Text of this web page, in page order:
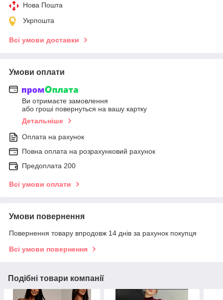
Нова Пошта
Укрпошта
Всі умови доставки
Умови оплати
Ви отримаєте замовлення
або гроші повернуться на вашу картку
Детальніше
Оплата на рахунок
Повна оплата на розрахунковий рахунок
Предоплата 200
Всі умови оплати
Умови повернення
Повернення товару впродовж 14 днів за рахунок покупця
Всі умови повернення
Подібні товари компанії